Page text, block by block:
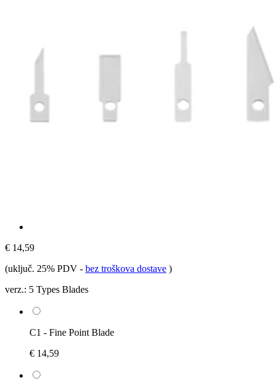
€ 14,59
(uključ. 25% PDV - bez troškova dostave )
verz.: 5 Types Blades
C1 - Fine Point Blade
€ 14,59